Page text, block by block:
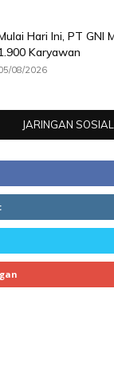
Hari Ini, PT GNI
Karyawan
08/2026
JARINGAN SOSIAL